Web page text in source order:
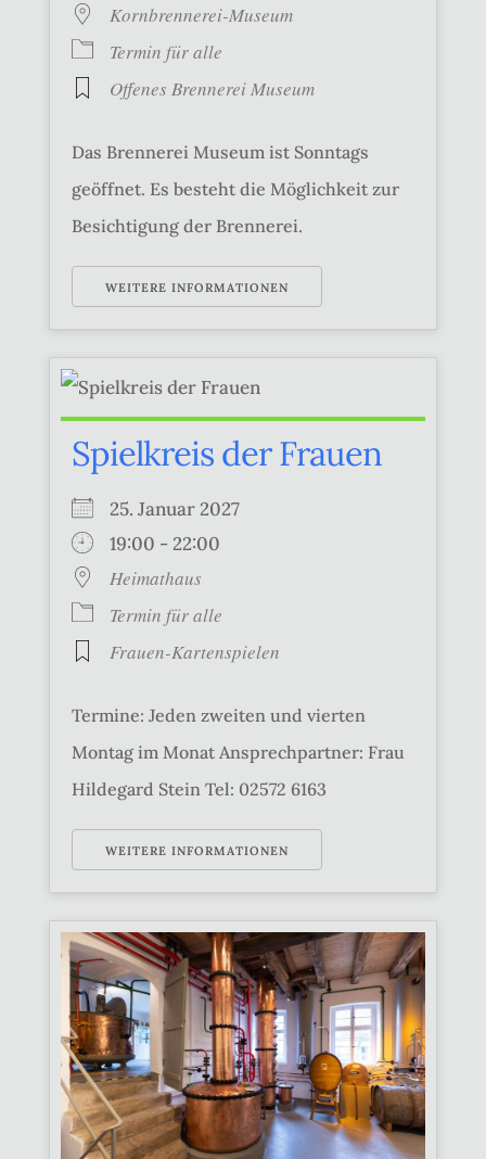
Kornbrennerei-Museum
Termin für alle
Offenes Brennerei Museum
Das Brennerei Museum ist Sonntags
geöffnet. Es besteht die Möglichkeit zur
Besichtigung der Brennerei.
WEITERE INFORMATIONEN
Spielkreis der Frauen
25. Januar 2027
19:00 - 22:00
Heimathaus
Termin für alle
Frauen-Kartenspielen
Termine: Jeden zweiten und vierten
Montag im Monat Ansprechpartner: Frau
Hildegard Stein Tel: 02572 6163
WEITERE INFORMATIONEN